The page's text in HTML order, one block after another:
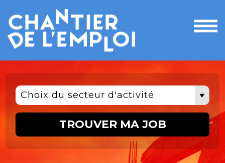
le
Choix du secteur d'activité
TROUVER MA JOB